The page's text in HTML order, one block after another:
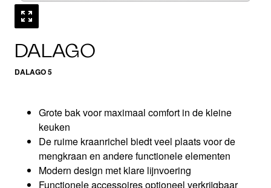
DALAGO
DALAGO 5
Grote bak voor maximaal comfort in de kleine
keuken
De ruime kraanrichel biedt veel plaats voor de
mengkraan en andere functionele elementen
Modern design met klare lijnvoering
Functionele accessoires optioneel verkrijgbaar